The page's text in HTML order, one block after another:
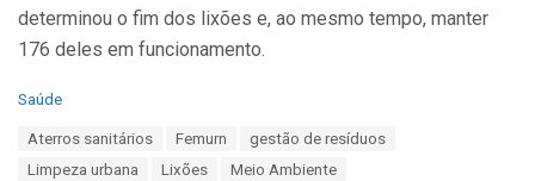
determinou o fim dos lixões e, ao mesmo tempo, manter
176 deles em funcionamento.
C
Saúde
Aterros sanitários Femurn
gestão de resíduos
Limpeza urbana
Lixões
Meio Ambiente